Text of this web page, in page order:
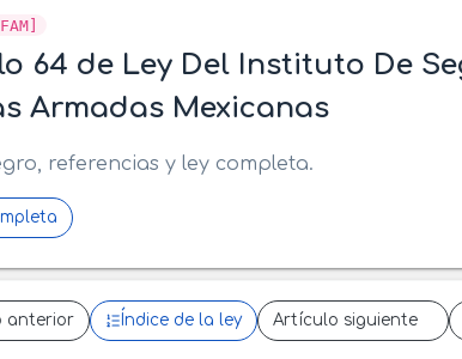
64 de Ley Del Instituto De
Armadas Mexicanas
referencias y ley completa.
anterior Índice de la ley Artículo siguiente